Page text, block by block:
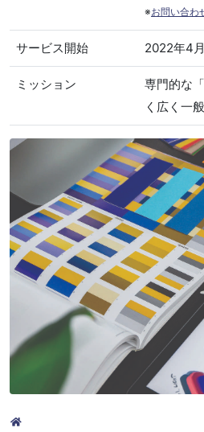
※お問い合わ
サービス開始 2022年4月
ミッション
専門的な
く広く一